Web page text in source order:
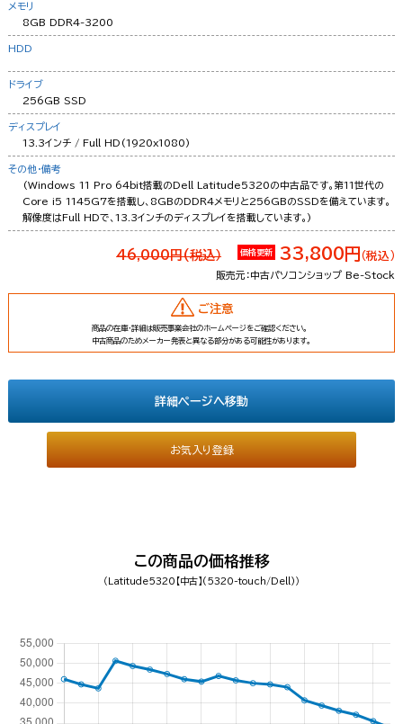
メモリ
8GB DDR4-3200
HDD
ドライブ
256GB SSD
ディスプレイ
13.3インチ / Full HD(1920x1080)
その他・備考
(Windows 11 Pro 64bit搭載のDell Latitude5320の中古品です。第11世代の
Core i5 1145G7を搭載し、8GBのDDR4メモリと256GBのSSDを備えています。
解像度はFull HDで、13.3インチのディスプレイを搭載しています。)
46,000円(税込） 価格更新 33,800円 （税込）
販売元：中古パソコンショップ Be-Stock
ご注意
商品の在庫・詳細は販売事業会社のホームページをご確認ください。
中古商品のためメーカー発表と異なる部分がある可能性があります。
詳細ページへ移動
お気入り登録
この商品の価格推移
（Latitude5320【中古】(5320-touch/Dell)）